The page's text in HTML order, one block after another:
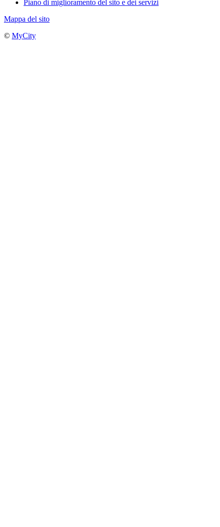
Piano di miglioramento del sito e dei servizi
Mappa del sito
© MyCity